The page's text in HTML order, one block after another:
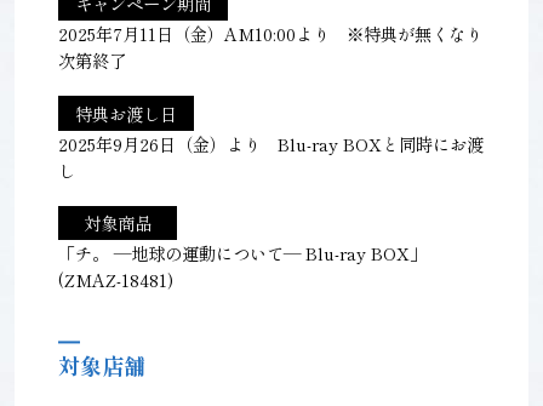
2025年7月11日（金）AM10:00より ※特典が無くなり
次第終了
特典お渡し日
2025年9月26日（金）より Blu-ray BOXと同時にお渡
し
対象商品
「チ。 ―地球の運動について― Blu-ray BOX」
(ZMAZ-18481)
対象店舗